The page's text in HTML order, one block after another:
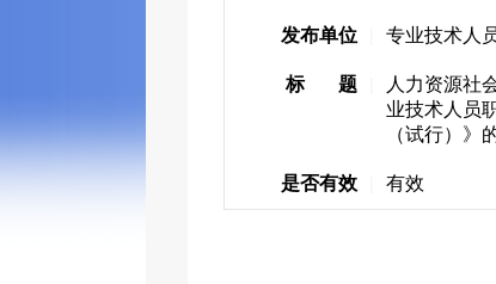
发布单位 专业技术人
标 题
人力资源社
业技术人员
（试行）》
是否有效 有效